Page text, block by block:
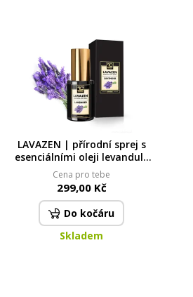
LAVAZEN | přírodní sprej s
esenciálními oleji levandule
& eukalyptu | „sníček“ pro
klidný spánek, pohodu &
relaxaci | 30 ml
Cena pro tebe
299,00 Kč
Do kočáru
Skladem